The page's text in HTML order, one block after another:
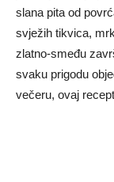
slana pita od
svježih tikvica,
zlatno-smeđu
svaku prigodu
večeru, ovaj